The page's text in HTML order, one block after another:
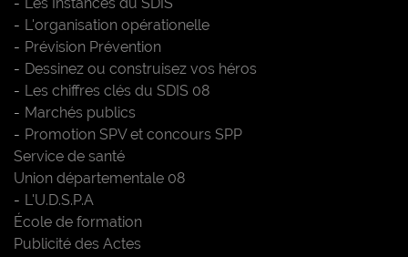
L'organisation opérationelle
Prévision Prévention
Dessinez ou construisez vos héros
Les chiffres clés du SDIS 08
Marchés publics
Promotion SPV et concours SPP
Service de santé
Union départementale 08
L'U.D.S.P.A
École de formation
Publicité des Actes